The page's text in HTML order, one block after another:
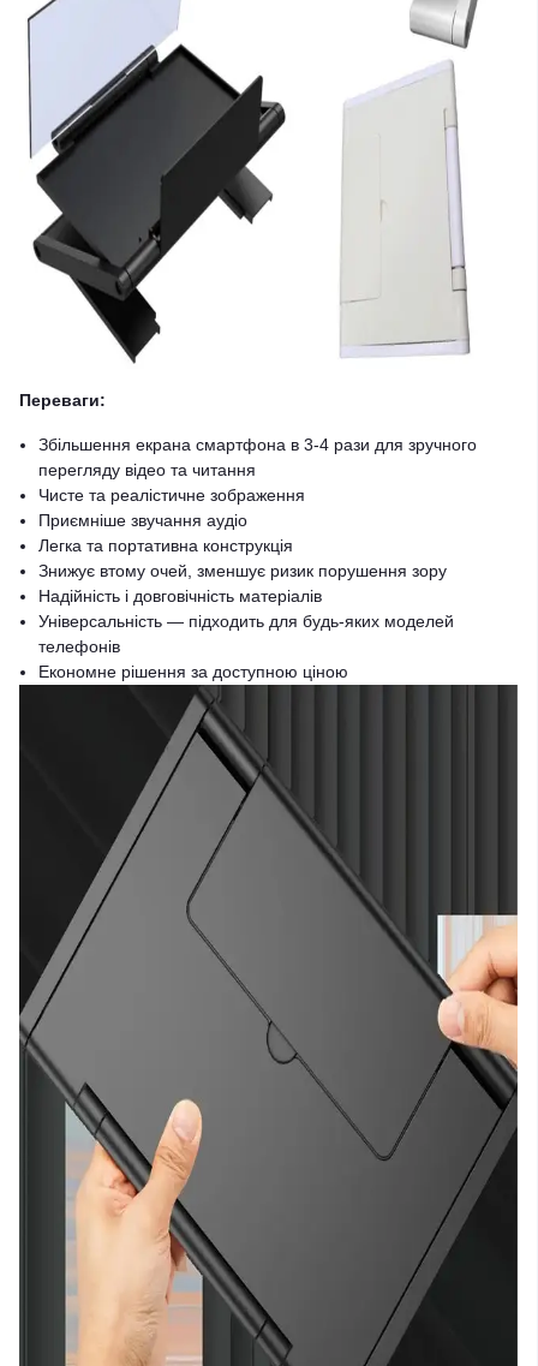
Переваги:
Збільшення екрана смартфона в 3-4 рази для зручного
перегляду відео та читання
Чисте та реалістичне зображення
Приємніше звучання аудіо
Легка та портативна конструкція
Знижує втому очей, зменшує ризик порушення зору
Надійність і довговічність матеріалів
Універсальність — підходить для будь-яких моделей
телефонів
Економне рішення за доступною ціною